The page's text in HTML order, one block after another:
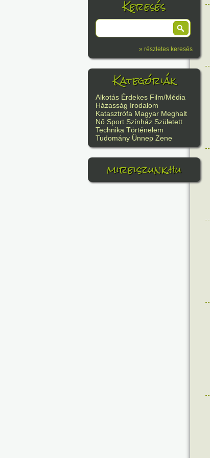
Keresés
» részletes keresés
Kategóriák
Alkotás Érdekes Film/Média
Házasság Irodalom
Katasztrófa Magyar Meghalt
Nő Sport Színház Született
Technika Történelem
Tudomány Ünnep Zene
mireiszunk.hu